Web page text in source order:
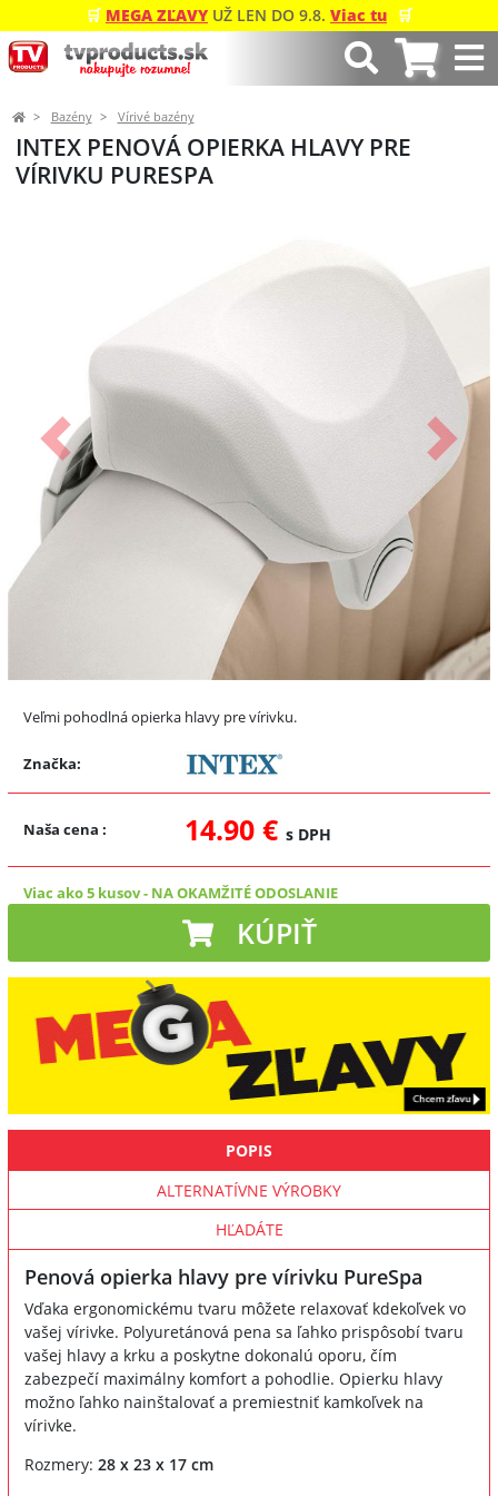
🛒 MEGA ZĽAVY UŽ LEN DO 9.8. Viac tu 🛒
Bazény Vírivé bazény
INTEX PENOVÁ OPIERKA HLAVY PRE
VÍRIVKU PURESPA
Predchádzajúci Ďalší
Veľmi pohodlná opierka hlavy pre vírivku.
Značka:
Naša cena : 14.90 € s DPH
Viac ako 5 kusov- NA OKAMŽITÉ ODOSLANIE
KÚPIŤ
POPIS
ALTERNATÍVNE VÝROBKY
HĽADÁTE
Penová opierka hlavy pre vírivku PureSpa
Vďaka ergonomickému tvaru môžete relaxovať kdekoľvek vo
vašej vírivke. Polyuretánová pena sa ľahko prispôsobí tvaru
vašej hlavy a krku a poskytne dokonalú oporu, čím
zabezpečí maximálny komfort a pohodlie. Opierku hlavy
možno ľahko nainštalovať a premiestniť kamkoľvek na
vírivke.
Rozmery: 28 x 23 x 17 cm